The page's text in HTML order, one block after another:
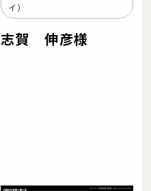
イ）
志賀 伸彦様